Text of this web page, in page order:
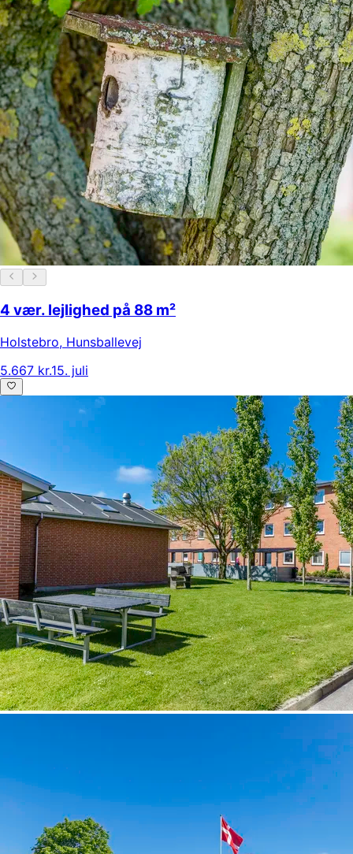
4 vær. lejlighed på 88 m²
Holstebro, Hunsballevej
5.667 kr.15. juli